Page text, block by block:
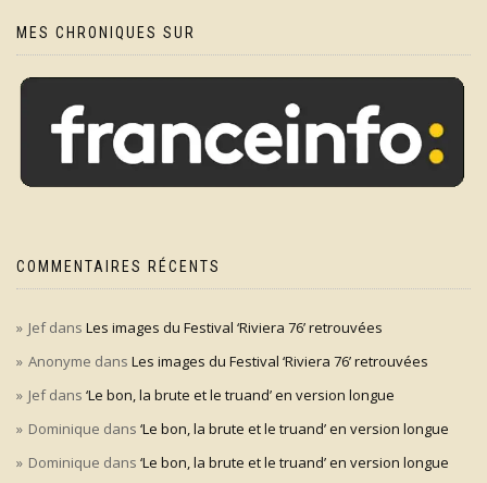
MES CHRONIQUES SUR
COMMENTAIRES RÉCENTS
Jefdans Les images du Festival ‘Riviera 76’ retrouvées
Anonyme dans Les images du Festival ‘Riviera 76’ retrouvées
Jefdans ‘Le bon, la brute et le truand’ en version longue
Dominique dans ‘Le bon, la brute et le truand’ en version longue
Dominique dans ‘Le bon, la brute et le truand’ en version longue